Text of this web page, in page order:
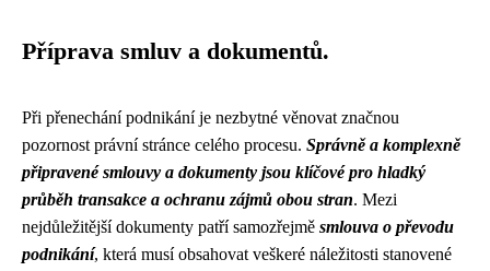
Příprava smluv a dokumentů.
Při přenechání podnikání je nezbytné věnovat značnou
pozornost právní stránce celého procesu. Správně a komplexně
připravené smlouvy a dokumenty jsou klíčové pro hladký
průběh transakce a ochranu zájmů obou stran. Mezi
nejdůležitější dokumenty patří samozřejmě smlouva o převodu
podnikání, která musí obsahovat veškeré náležitosti stanovené